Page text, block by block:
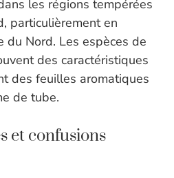
les régions tempérées
particulièrement en
du Nord. Les espèces de
des caractéristiques
des feuilles aromatiques
de tube.
et confusions